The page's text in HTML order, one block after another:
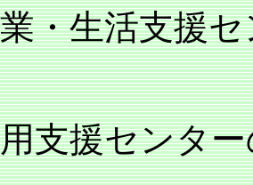
・生活支援
支援センタ